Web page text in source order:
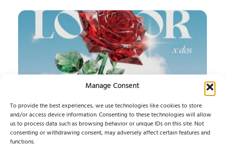
Manage Consent
To provide the best experiences, we use technologies like cookies to store
and/or access device information. Consenting to these technologies will allow
us to process data such as browsing behavior or unique IDs on this site. Not
consenting or withdrawing consent, may adversely affect certain features and
functions.CARMEN LOOR